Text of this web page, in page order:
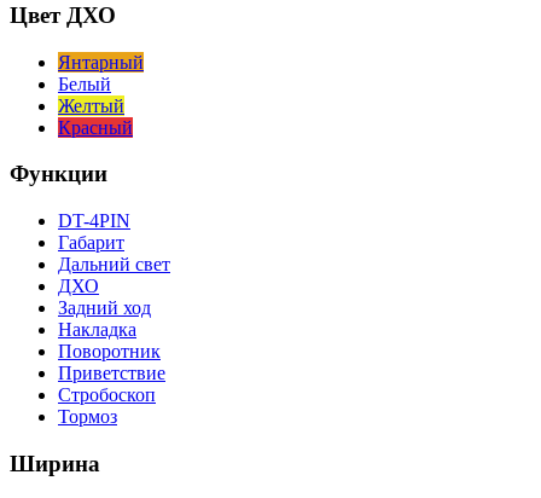
Цвет ДХО
Янтарный
Белый
Желтый
Красный
Функции
DT-4PIN
Габарит
Дальний свет
ДХО
Задний ход
Накладка
Поворотник
Приветствие
Стробоскоп
Тормоз
Ширина